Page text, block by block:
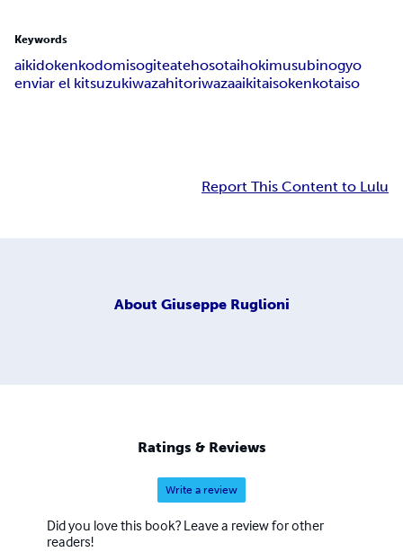
Keywords
aikidokenkodomisogiteatehosotaihokimusubinogyo
enviar el kitsuzukiwazahitoriwazaaikitaisokenkotaiso
Report This Content to Lulu
About Giuseppe Ruglioni
Ratings & Reviews
Write a review
Did you love this book? Leave a review for other
readers!